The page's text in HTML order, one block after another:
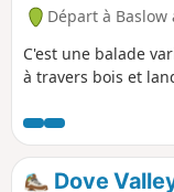
Départ à
C'est une balade
à travers bois et
Dove